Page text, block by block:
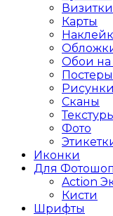
Визитки
Карты
Обои на
Постеры
Рисунки
Сканы
Фото
Иконки
Для
Action
Кисти
Шрифты